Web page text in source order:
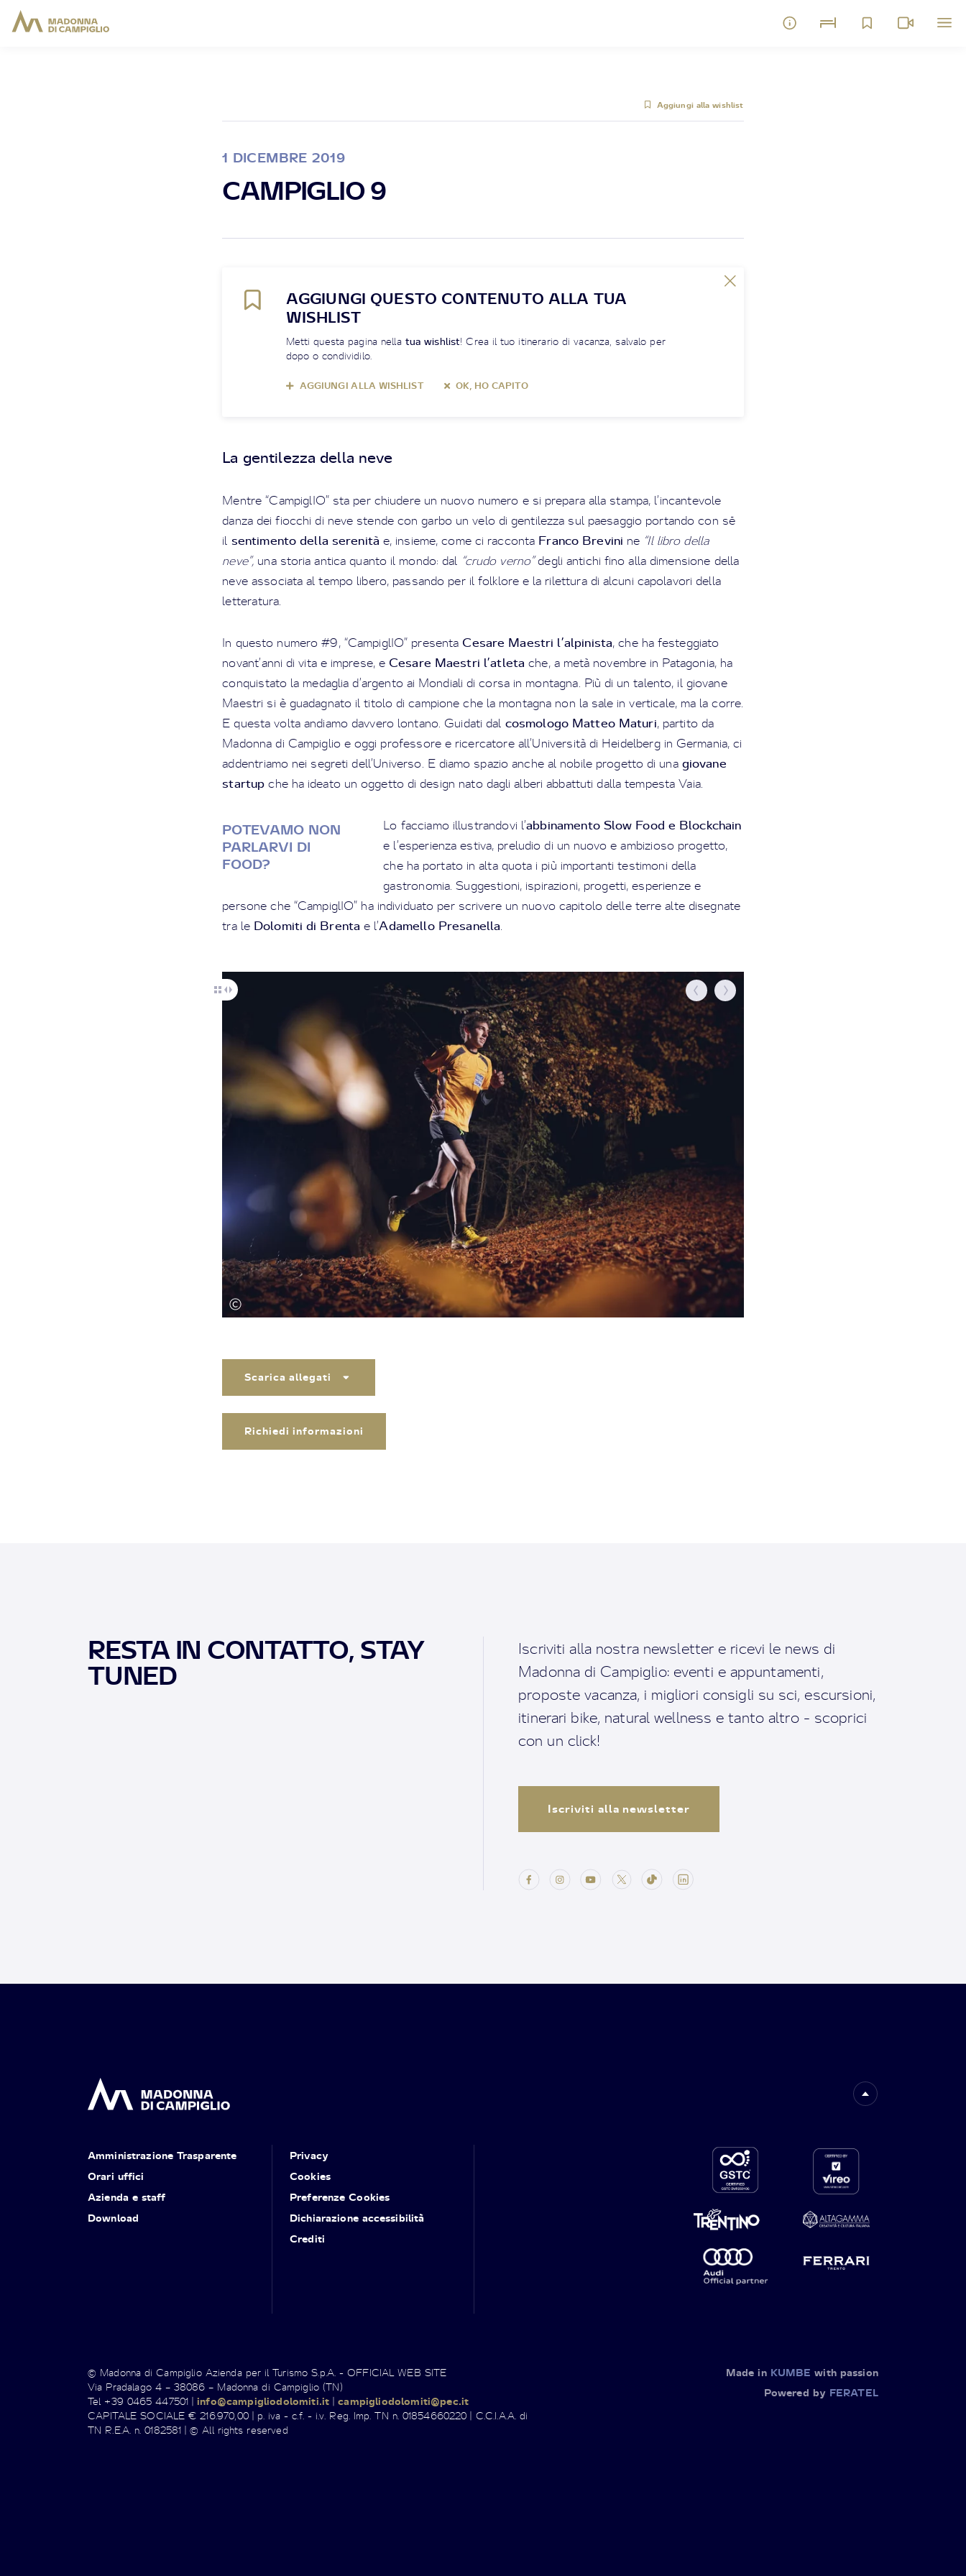
Aggiungi alla wishlist
1 DICEMBRE 2019
CAMPIGLIO 9
AGGIUNGI QUESTO CONTENUTO ALLA TUA
WISHLIST
Metti questa pagina nella tua wishlist! Crea il tuo itinerario di vacanza, salvalo per
dopo o condividilo.
AGGIUNGI ALLA WISHLIST OK, HO CAPITO
La gentilezza della neve
Mentre “CampiglIO” sta per chiudere un nuovo numero e si prepara alla stampa, l’incantevole
danza dei fiocchi di neve stende con garbo un velo di gentilezza sul paesaggio portando con sé
il sentimento della serenità e, insieme, come ci racconta Franco Brevini ne “Il libro della
neve”, una storia antica quanto il mondo: dal “crudo verno”degli antichi fino alla dimensione della
neve associata al tempo libero, passando per il folklore e la rilettura di alcuni capolavori della
letteratura.
In questo numero #9, “CampiglIO” presenta Cesare Maestri l’alpinista, che ha festeggiato
novant’anni di vita e imprese, e Cesare Maestri l’atleta che, a metà novembre in Patagonia, ha
conquistato la medaglia d’argento ai Mondiali di corsa in montagna. Più di un talento, il giovane
Maestri si è guadagnato il titolo di campione che la montagna non la sale in verticale, ma la corre.
E questa volta andiamo davvero lontano. Guidati dal cosmologo Matteo Maturi, partito da
Madonna di Campiglio e oggi professore e ricercatore all’Università di Heidelberg in Germania, ci
addentriamo nei segreti dell’Universo. E diamo spazio anche al nobile progetto di una giovane
startupche ha ideato un oggetto di design nato dagli alberi abbattuti dalla tempesta Vaia.
POTEVAMO NON
PARLARVI DI
FOOD?
Lo facciamo illustrandovi l’abbinamento Slow Food e Blockchain
e l’esperienza estiva, preludio di un nuovo e ambizioso progetto,
che ha portato in alta quota i più importanti testimoni della
gastronomia. Suggestioni, ispirazioni, progetti, esperienze e
persone che “CampiglIO” ha individuato per scrivere un nuovo capitolo delle terre alte disegnate
tra le Dolomiti di Brentae l’Adamello Presanella.
Scarica allegati
Richiedi informazioni
RESTA IN CONTATTO, STAY
TUNED
Iscriviti alla nostra newsletter e ricevi le news di
Madonna di Campiglio: eventi e appuntamenti,
proposte vacanza, i migliori consigli su sci, escursioni,
itinerari bike, natural wellness e tanto altro - scoprici
con un click!
Iscriviti alla newsletter
Amministrazione Trasparente
Orari uffici
Azienda e staff
Download
Privacy
Cookies
Preferenze Cookies
Dichiarazione accessibilità
Crediti
© Madonna di Campiglio Azienda per il Turismo S.p.A. - OFFICIAL WEB SITE
Via Pradalago 4 – 38086 – Madonna di Campiglio (TN)
Tel +39 0465 447501 |info@campigliodolomiti.it |campigliodolomiti@pec.it
CAPITALE SOCIALE € 216.970,00 | p. iva - c.f. - i.v. Reg. Imp. TN n. 01854660220 | C.C.I.A.A. di
TN R.E.A. n. 0182581 | © All rights reserved
Made in KUMBE with passion
Powered by FERATEL